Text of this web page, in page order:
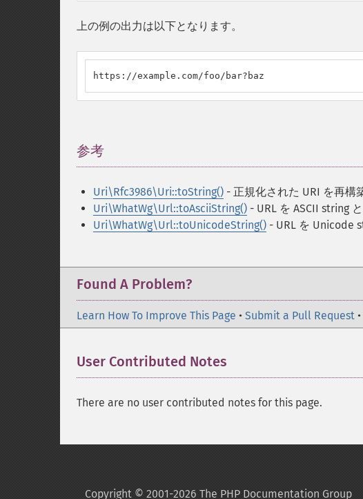
上の例の出力は以下となります。
https://example.com/foo/bar?baz
参考
Uri\Rfc3986\Uri::toString() - 正規化された URI を再構
Uri\WhatWg\Url::toAsciiString() - URL を ASCII string
Uri\WhatWg\Url::toUnicodeString() - URL を Unicode
Found A Problem?
Learn How To Improve This Page • Submit a Pull Request •
User Contributed Notes
There are no user contributed notes for this page.
Copyright © 2001-2026 The PHP Documentation Group